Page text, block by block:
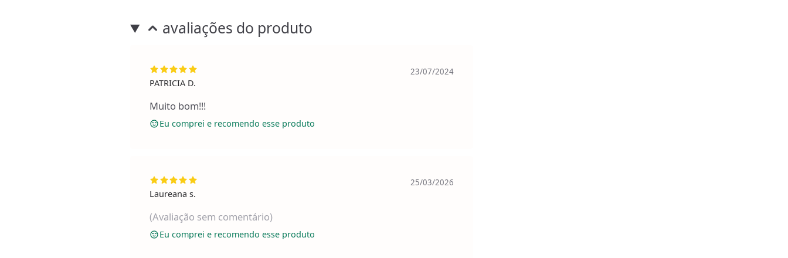
avaliações do produto
PATRICIA D.
23/07/2024
Muito bom!!!
Eu comprei e recomendo esse produto
Laureana s.
25/03/2026
(Avaliação sem comentário)
Eu comprei e recomendo esse produto